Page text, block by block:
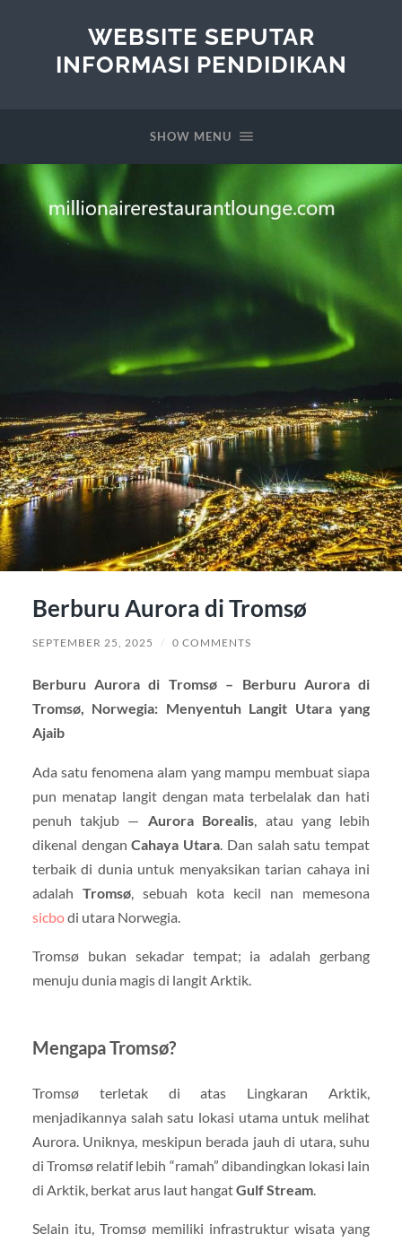
WEBSITE SEPUTAR
INFORMASI PENDIDIKAN
SHOW MENU
Berburu Aurora di Tromsø
SEPTEMBER 25, 2025 / 0 COMMENTS
Berburu Aurora di Tromsø – Berburu Aurora di
Tromsø, Norwegia: Menyentuh Langit Utara yang
Ajaib
Ada satu fenomena alam yang mampu membuat siapa
pun menatap langit dengan mata terbelalak dan hati
penuh takjub — Aurora Borealis , atau yang lebih
dikenal denganCahaya Utara . Dan salah satu tempat
terbaik di dunia untuk menyaksikan tarian cahaya ini
adalah Tromsø, sebuah kota kecil nan memesona
sicbodi utara Norwegia.
Tromsø bukan sekadar tempat; ia adalah gerbang
menuju dunia magis di langit Arktik.
Mengapa Tromsø?
Tromsø terletak di atas Lingkaran Arktik,
menjadikannya salah satu lokasi utama untuk melihat
Aurora. Uniknya, meskipun berada jauh di utara, suhu
di Tromsø relatif lebih “ramah” dibandingkan lokasi lain
di Arktik, berkat arus laut hangatGulf Stream.
Selain itu, Tromsø memiliki infrastruktur wisata yang